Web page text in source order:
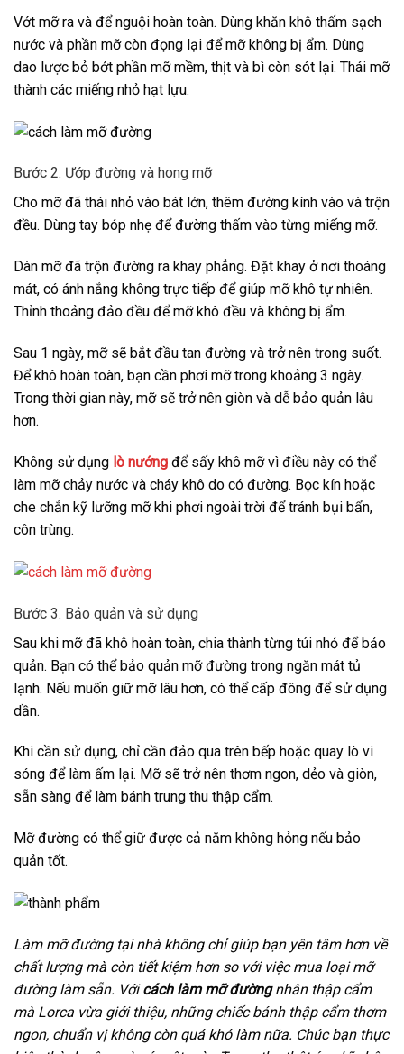
Vớt mỡ ra và để nguội hoàn toàn. Dùng khăn khô thấm sạch
nước và phần mỡ còn đọng lại để mỡ không bị ẩm. Dùng
dao lược bỏ bớt phần mỡ mềm, thịt và bì còn sót lại. Thái mỡ
thành các miếng nhỏ hạt lựu.
Bước 2. Ướp đường và hong mỡ
Cho mỡ đã thái nhỏ vào bát lớn, thêm đường kính vào và trộn
đều. Dùng tay bóp nhẹ để đường thấm vào từng miếng mỡ.
Dàn mỡ đã trộn đường ra khay phẳng. Đặt khay ở nơi thoáng
mát, có ánh nắng không trực tiếp để giúp mỡ khô tự nhiên.
Thỉnh thoảng đảo đều để mỡ khô đều và không bị ẩm.
Sau 1 ngày, mỡ sẽ bắt đầu tan đường và trở nên trong suốt.
Để khô hoàn toàn, bạn cần phơi mỡ trong khoảng 3 ngày.
Trong thời gian này, mỡ sẽ trở nên giòn và dễ bảo quản lâu
hơn.
Không sử dụng lò nướng để sấy khô mỡ vì điều này có thể
làm mỡ chảy nước và cháy khô do có đường. Bọc kín hoặc
che chắn kỹ lưỡng mỡ khi phơi ngoài trời để tránh bụi bẩn,
côn trùng.
Bước 3. Bảo quản và sử dụng
Sau khi mỡ đã khô hoàn toàn, chia thành từng túi nhỏ để bảo
quản. Bạn có thể bảo quản mỡ đường trong ngăn mát tủ
lạnh. Nếu muốn giữ mỡ lâu hơn, có thể cấp đông để sử dụng
dần.
Khi cần sử dụng, chỉ cần đảo qua trên bếp hoặc quay lò vi
sóng để làm ấm lại. Mỡ sẽ trở nên thơm ngon, dẻo và giòn,
sẵn sàng để làm bánh trung thu thập cẩm.
Mỡ đường có thể giữ được cả năm không hỏng nếu bảo
quản tốt.
Làm mỡ đường tại nhà không chỉ giúp bạn yên tâm hơn về
chất lượng mà còn tiết kiệm hơn so với việc mua loại mỡ
đường làm sẵn. Vớicách làm mỡ đườngnhân thập cẩm
mà Lorca vừa giới thiệu, những chiếc bánh thập cẩm thơm
ngon, chuẩn vị không còn quá khó làm nữa. Chúc bạn thực